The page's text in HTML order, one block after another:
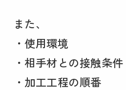
また、
・使用環境
・相手材との接触条件
・加工工程の順番